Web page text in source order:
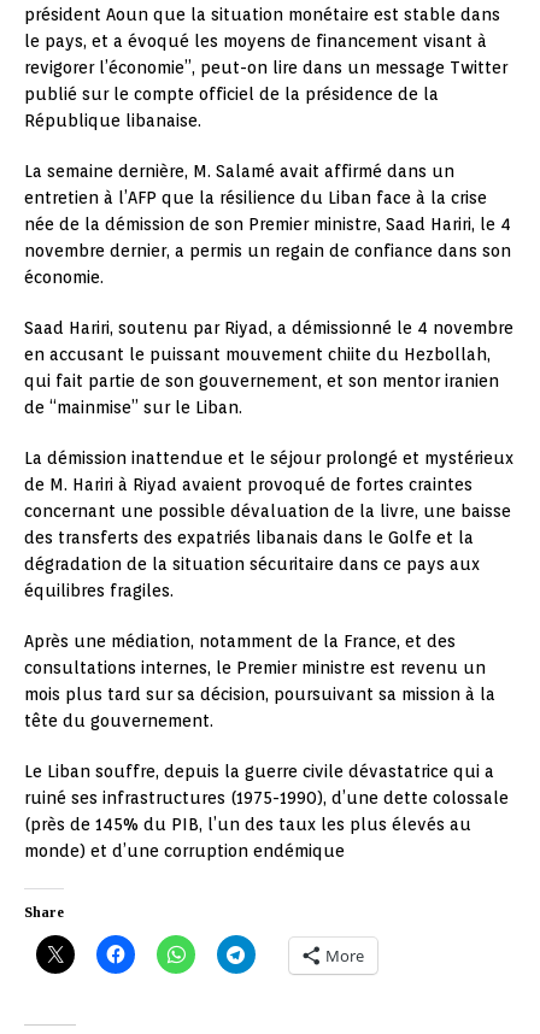
président Aoun que la situation monétaire est stable dans
le pays, et a évoqué les moyens de financement visant à
revigorer l’économie”, peut-on lire dans un message Twitter
publié sur le compte officiel de la présidence de la
République libanaise.
La semaine dernière, M. Salamé avait affirmé dans un
entretien à l’AFP que la résilience du Liban face à la crise
née de la démission de son Premier ministre, Saad Hariri, le 4
novembre dernier, a permis un regain de confiance dans son
économie.
Saad Hariri, soutenu par Riyad, a démissionné le 4 novembre
en accusant le puissant mouvement chiite du Hezbollah,
qui fait partie de son gouvernement, et son mentor iranien
de “mainmise” sur le Liban.
La démission inattendue et le séjour prolongé et mystérieux
de M. Hariri à Riyad avaient provoqué de fortes craintes
concernant une possible dévaluation de la livre, une baisse
des transferts des expatriés libanais dans le Golfe et la
dégradation de la situation sécuritaire dans ce pays aux
équilibres fragiles.
Après une médiation, notamment de la France, et des
consultations internes, le Premier ministre est revenu un
mois plus tard sur sa décision, poursuivant sa mission à la
tête du gouvernement.
Le Liban souffre, depuis la guerre civile dévastatrice qui a
ruiné ses infrastructures (1975-1990), d’une dette colossale
(près de 145% du PIB, l’un des taux les plus élevés au
monde) et d’une corruption endémique
Share
More